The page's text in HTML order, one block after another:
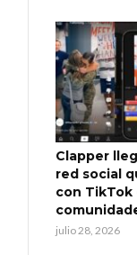
Clapper
red social
con TikTok
julio 28, 2026